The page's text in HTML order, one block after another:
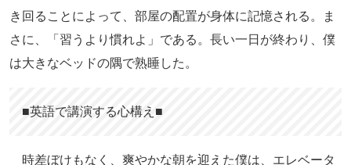
き回ることによって、部屋の配置が身体に記憶される。ま
さに、「習うより慣れよ」である。長い一日が終わり、僕
は大きなベッドの隅で熟睡した。
■英語で講演する心構え■
時差ぼけもなく、爽やかな朝を迎えた僕は、エレベータ